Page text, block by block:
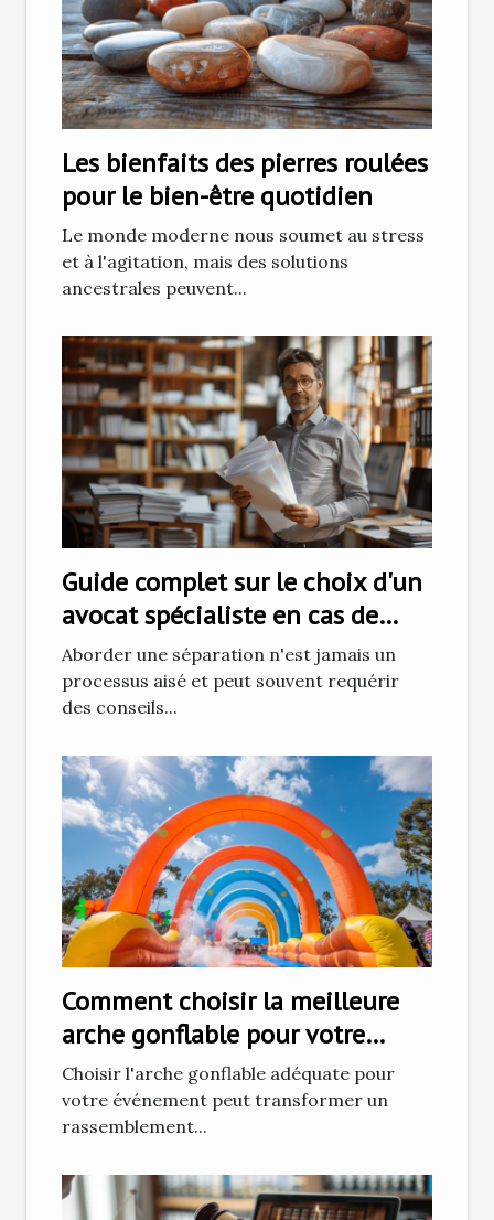
Les bienfaits des pierres roulées
pour le bien-être quotidien
Le monde moderne nous soumet au stress
et à l'agitation, mais des solutions
ancestrales peuvent...
Guide complet sur le choix d'un
avocat spécialiste en cas de
séparation
Aborder une séparation n'est jamais un
processus aisé et peut souvent requérir
des conseils...
Comment choisir la meilleure
arche gonflable pour votre
prochain événement
Choisir l'arche gonflable adéquate pour
votre événement peut transformer un
rassemblement...